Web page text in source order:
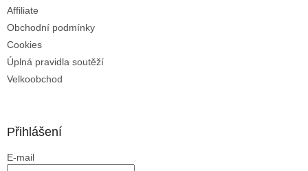
Affiliate
Obchodní podmínky
Cookies
Úplná pravidla soutěží
Velkoobchod
Přihlášení
E-mail